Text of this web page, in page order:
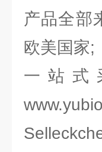
产品全部
欧美国家;
一站式